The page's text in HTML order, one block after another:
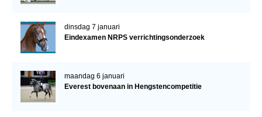
dinsdag 7 januari
Eindexamen NRPS verrichtingsonderzoek
maandag 6 januari
Everest bovenaan in Hengstencompetitie